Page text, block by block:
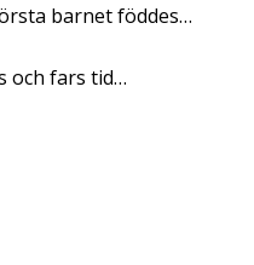
barnet föddes…
och fars tid…